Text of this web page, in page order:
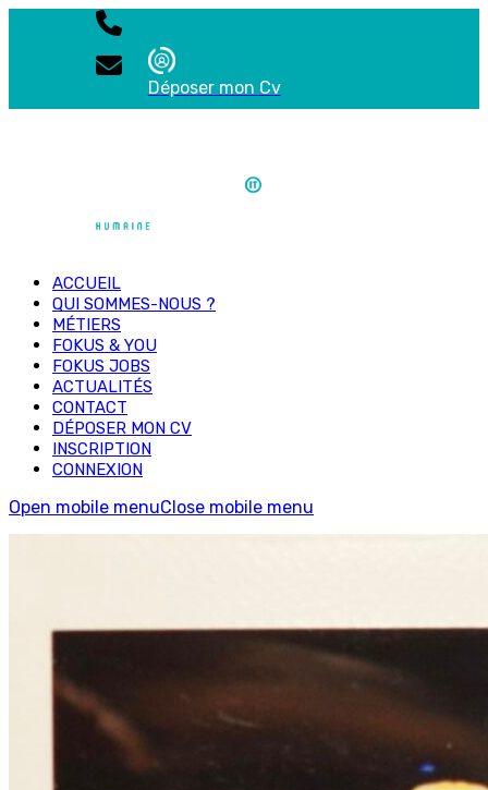
Déposer mon Cv
ACCUEIL
QUI SOMMES-NOUS ?
MÉTIERS
FOKUS & YOU
FOKUS JOBS
ACTUALITÉS
CONTACT
DÉPOSER MON CV
INSCRIPTION
CONNEXION
Open mobile menuClose mobile menu